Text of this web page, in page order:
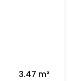
3.47 m²